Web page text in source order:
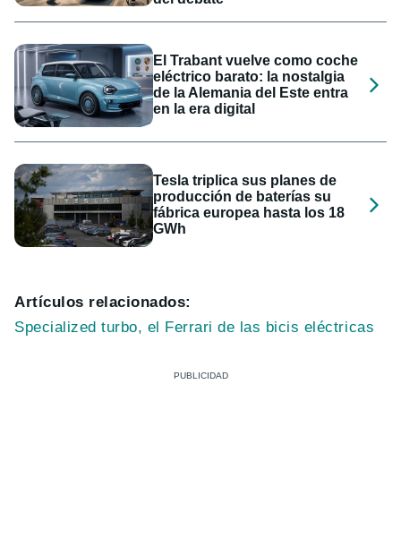
El Trabant vuelve como coche
eléctrico barato: la nostalgia
de la Alemania del Este entra
en la era digital
Tesla triplica sus planes de
producción de baterías su
fábrica europea hasta los 18
GWh
Artículos relacionados:
Specialized turbo, el Ferrari de las bicis eléctricas